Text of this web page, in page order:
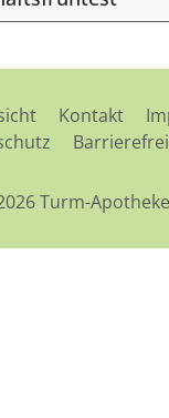
Kontakt
Turm-Apotheke